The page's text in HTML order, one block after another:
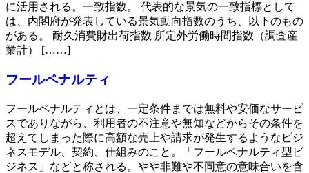
に活用される。一致指数。 代表的な景気の一致指標として
は、内閣府が発表している景気動向指数のうち、以下のもの
がある。 耐久消費財出荷指数 所定外労働時間指数（調査産
業計） [……]
フールペナルティ
フールペナルティとは、一定条件までは無料や安価なサービ
スでありながら、利用者の不注意や無知などからその条件を
超えてしまった際に高額な売上や請求が発生するようなビジ
ネスモデル、契約、仕組みのこと。「フールペナルティ型ビ
ジネス」などと称される。やや非難や不同意の意味合いを含